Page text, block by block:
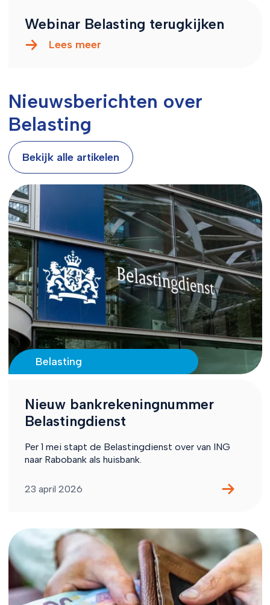
Webinar Belasting terugkijken
Lees meer
Nieuwsberichten over
Belasting
Bekijk alle artikelen
Belasting
Nieuw bankrekeningnummer
Belastingdienst
Per 1 mei stapt de Belastingdienst over van ING
naar Rabobank als huisbank.
23 april 2026